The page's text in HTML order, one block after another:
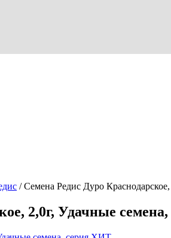
/Семена Редис Дуро
2,0г, Удачные